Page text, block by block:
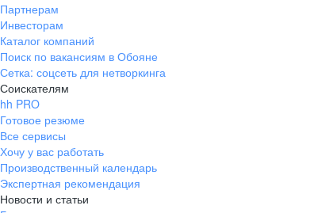
Партнерам
Инвесторам
Каталог компаний
Поиск по вакансиям в Обояне
Сетка: соцсеть для нетворкинга
Соискателям
hh PRO
Готовое резюме
Все сервисы
Хочу у вас работать
Производственный календарь
Экспертная рекомендация
Новости и статьи